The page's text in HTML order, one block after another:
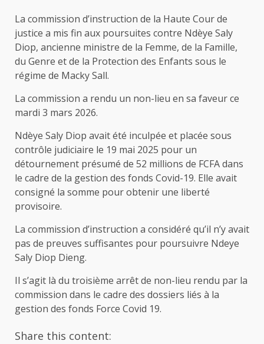
La commission d’instruction de la Haute Cour de
justice a mis fin aux poursuites contre Ndèye Saly
Diop, ancienne ministre de la Femme, de la Famille,
du Genre et de la Protection des Enfants sous le
régime de Macky Sall.
La commission a rendu un non-lieu en sa faveur ce
mardi 3 mars 2026.
Ndèye Saly Diop avait été inculpée et placée sous
contrôle judiciaire le 19 mai 2025 pour un
détournement présumé de 52 millions de FCFA dans
le cadre de la gestion des fonds Covid-19. Elle avait
consigné la somme pour obtenir une liberté
provisoire.
La commission d’instruction a considéré qu’il n’y avait
pas de preuves suffisantes pour poursuivre Ndeye
Saly Diop Dieng.
Il s’agit là du troisième arrêt de non-lieu rendu par la
commission dans le cadre des dossiers liés à la
gestion des fonds Force Covid 19.
Share this content: